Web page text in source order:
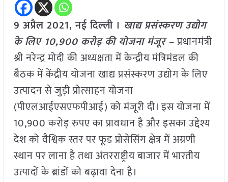
9 अप्रैल 2021, नई दिल्ली । खाद्य प्रसंस्करण उद्योग
के लिए 10,900 करोड़ की योजना मंजूर –प्रधानमंत्री
श्री नरेन्द्र मोदी की अध्यक्षता में केन्द्रीय मंत्रिमंडल की
बैठक में केंद्रीय योजना खाद्य प्रसंस्करण उद्योग के लिए
उत्पादन से जुड़ी प्रोत्साहन योजना
(पीएलआईएसएफपीआई) को मंजूरी दी। इस योजना में
10,900 करोड़ रुपए का प्रावधान है और इसका उद्देश्य
देश को वैश्विक स्तर पर फूड प्रोसेसिंग क्षेत्र में अग्रणी
स्थान पर लाना है तथा अंतरराष्ट्रीय बाजार में भारतीय
उत्पादों के ब्रांडों को बढ़ावा देना है।